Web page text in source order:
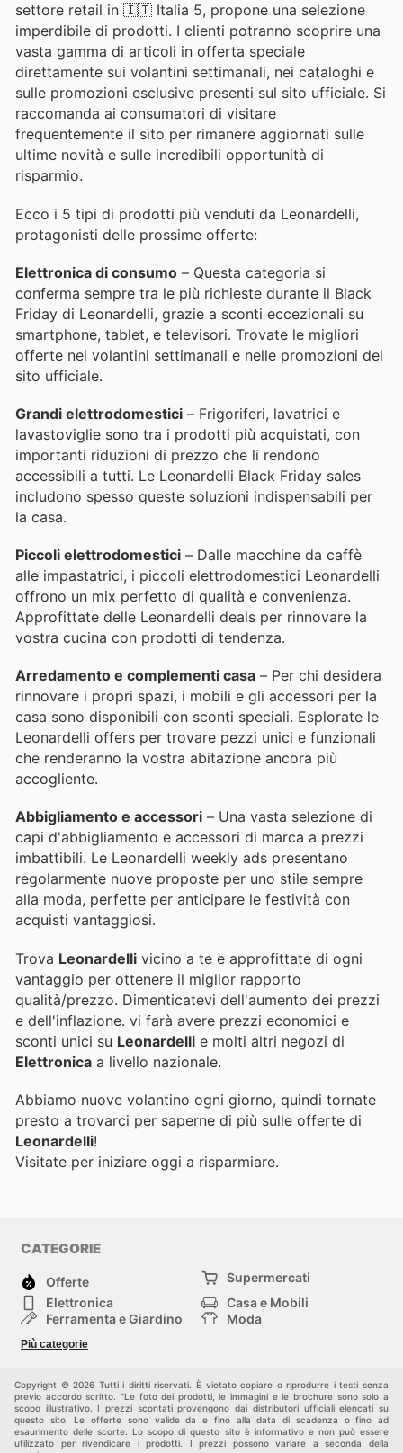
settore retail in 🇮🇹 Italia 5, propone una selezione
imperdibile di prodotti. I clienti potranno scoprire una
vasta gamma di articoli in offerta speciale
direttamente sui volantini settimanali, nei cataloghi e
sulle promozioni esclusive presenti sul sito ufficiale. Si
raccomanda ai consumatori di visitare
frequentemente il sito per rimanere aggiornati sulle
ultime novità e sulle incredibili opportunità di
risparmio.
Ecco i 5 tipi di prodotti più venduti da Leonardelli,
protagonisti delle prossime offerte:
Elettronica di consumo – Questa categoria si
conferma sempre tra le più richieste durante il Black
Friday di Leonardelli, grazie a sconti eccezionali su
smartphone, tablet, e televisori. Trovate le migliori
offerte nei volantini settimanali e nelle promozioni del
sito ufficiale.
Grandi elettrodomestici – Frigoriferi, lavatrici e
lavastoviglie sono tra i prodotti più acquistati, con
importanti riduzioni di prezzo che li rendono
accessibili a tutti. Le Leonardelli Black Friday sales
includono spesso queste soluzioni indispensabili per
la casa.
Piccoli elettrodomestici – Dalle macchine da caffè
alle impastatrici, i piccoli elettrodomestici Leonardelli
offrono un mix perfetto di qualità e convenienza.
Approfittate delle Leonardelli deals per rinnovare la
vostra cucina con prodotti di tendenza.
Arredamento e complementi casa – Per chi desidera
rinnovare i propri spazi, i mobili e gli accessori per la
casa sono disponibili con sconti speciali. Esplorate le
Leonardelli offers per trovare pezzi unici e funzionali
che renderanno la vostra abitazione ancora più
accogliente.
Abbigliamento e accessori – Una vasta selezione di
capi d'abbigliamento e accessori di marca a prezzi
imbattibili. Le Leonardelli weekly ads presentano
regolarmente nuove proposte per uno stile sempre
alla moda, perfette per anticipare le festività con
acquisti vantaggiosi.
Trova Leonardelli vicino a te e approfittate di ogni
vantaggio per ottenere il miglior rapporto
qualità/prezzo. Dimenticatevi dell'aumento dei prezzi
e dell'inflazione. vi farà avere prezzi economici e
sconti unici su Leonardelli e molti altri negozi di
Elettronica a livello nazionale.
Abbiamo nuove volantino ogni giorno, quindi tornate
presto a trovarci per saperne di più sulle offerte di
Leonardelli!
Visitate per iniziare oggi a risparmiare.
CATEGORIE
Offerte
Supermercati
Elettronica
Casa e Mobili
Ferramenta e Giardino
Moda
Bambini e Neonati
Più categorie
Copyright © 2026 Tutti i diritti riservati. È vietato copiare o riprodurre i testi senza
previo accordo scritto. "Le foto dei prodotti, le immagini e le brochure sono solo a
scopo illustrativo. I prezzi scontati provengono dai distributori ufficiali elencati su
questo sito. Le offerte sono valide da e fino alla data di scadenza o fino ad
esaurimento delle scorte. Lo scopo di questo sito è informativo e non può essere
utilizzato per rivendicare i prodotti. I prezzi possono variare a seconda della